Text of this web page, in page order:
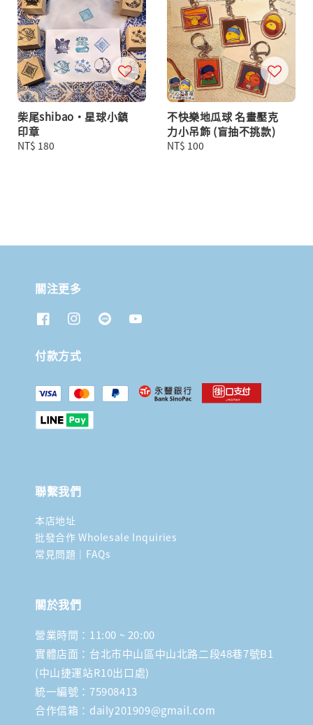
柴尾shibao・星球小鎮
印章
Regular
NT$ 180
不快樂地瓜球 名畫壓克
力小吊飾 (盲抽不挑款)
Regular
NT$ 100
關注更多
付款方式
聯繫我們
本店地址
批發合作 Wholesale Inquiries
常見問題｜FAQs
關於我們
營業時間：11:00 ~ 20:00
實體店面：台北市中山區中山北路二段48巷7號B1
(中山捷運站R10出口處)
統一編號：75908413
合作信箱：daily201909@gmail.com